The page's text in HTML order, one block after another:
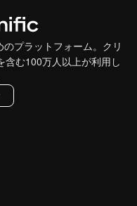
プラットフォーム。クリ
含む100万人以上が利用し